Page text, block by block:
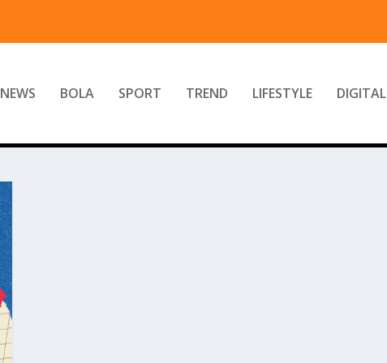
NEWS BOLA SPORT TREND LIFESTYLE DIGITAL